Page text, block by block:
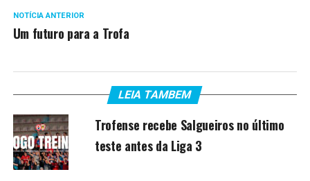
NOTÍCIA ANTERIOR
Um futuro para a Trofa
LEIA TAMBEM
Trofense recebe Salgueiros no último
teste antes da Liga 3